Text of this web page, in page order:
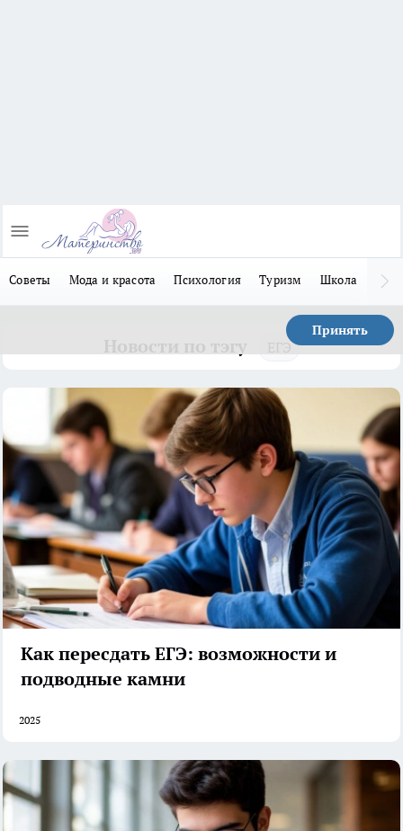
Советы Мода и красота Психология Туризм Школа
Принять
ЕГЭ
Как пересдать ЕГЭ: возможности и
подводные камни
2025